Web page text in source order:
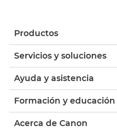
Productos
Servicios y soluciones
Ayuda y asistencia
Formación y educación
Acerca de Canon